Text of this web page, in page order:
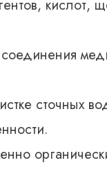
кислот,
сточных